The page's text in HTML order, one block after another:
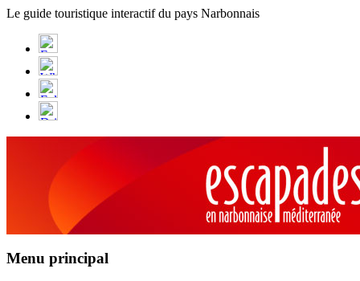
Panneau de gestion des cookies
Le guide touristique interactif du pays Narbonnais
Menu principal